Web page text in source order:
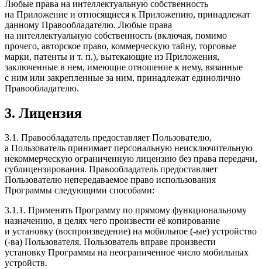
Любые права на интеллектуальную собственность
на Приложение и относящиеся к Приложению, принадлежат
данному Правообладателю. Любые права
на интеллектуальную собственность (включая, помимо
прочего, авторское право, коммерческую тайну, торговые
марки, патенты и т. п.), вытекающие из Приложения,
заключенные в нем, имеющие отношение к нему, вязанные
с ним или закрепленные за ним, принадлежат единолично
Правообладателю.
3. Лицензия
3.1. Правообладатель предоставляет Пользователю,
а Пользователь принимает персональную неисключительную
некоммерческую ограниченную лицензию без права передачи,
cублицензирования. Правообладатель предоставляет
Пользователю непередаваемое право использования
Программы следующими способами:
3.1.1. Применять Программу по прямому функциональному
назначению, в целях чего произвести её копирование
и установку (воспроизведение) на мобильное (-ые) устройство
(-ва) Пользователя. Пользователь вправе произвести
установку Программы на неограниченное число мобильных
устройств.